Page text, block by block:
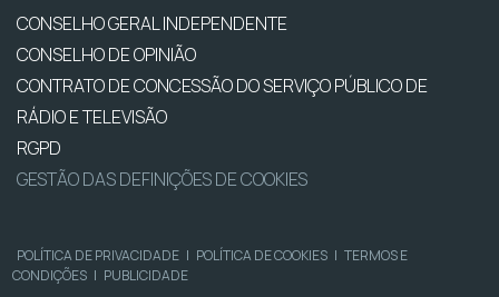
CONSELHO GERAL INDEPENDENTE
CONSELHO DE OPINIÃO
CONTRATO DE CONCESSÃO DO SERVIÇO PÚBLICO DE
RÁDIO E TELEVISÃO
RGPD
GESTÃO DAS DEFINIÇÕES DE COOKIES
POLÍTICA DE PRIVACIDADE | POLÍTICA DE COOKIES | TERMOS E
CONDIÇÕES | PUBLICIDADE